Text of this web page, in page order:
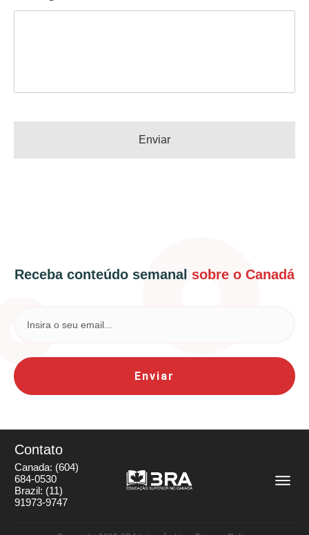
Receba conteúdo semanal sobre o Canadá
Enviar
Contato
Canada: (604)
684-0530
Brazil: (11)
91973-9747